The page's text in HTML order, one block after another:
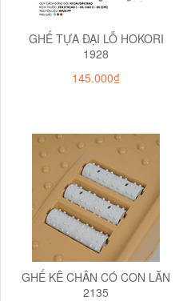
GHẾ TỰA ĐẠI LỖ HOKORI
1928
145.000₫
GHẾ KÊ CHÂN CÓ CON LĂN
2135